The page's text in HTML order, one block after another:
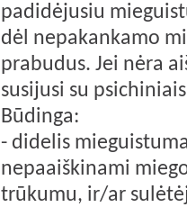
padidėjusiu
dėl nepakankamo
prabudus. Jei nėra
susijusi su
Būdinga:
- didelis
nepaaiškinami
trūkumu, ir/ar